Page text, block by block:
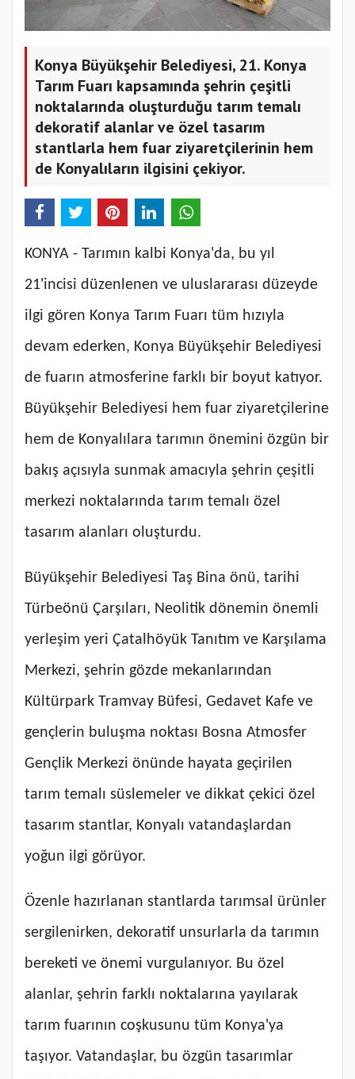
Konya Büyükşehir Belediyesi, 21. Konya
Tarım Fuarı kapsamında şehrin çeşitli
noktalarında oluşturduğu tarım temalı
dekoratif alanlar ve özel tasarım
stantlarla hem fuar ziyaretçilerinin hem
de Konyalıların ilgisini çekiyor.
KONYA - Tarımın kalbi Konya'da, bu yıl
21'incisi düzenlenen ve uluslararası düzeyde
ilgi gören Konya Tarım Fuarı tüm hızıyla
devam ederken, Konya Büyükşehir Belediyesi
de fuarın atmosferine farklı bir boyut katıyor.
Büyükşehir Belediyesi hem fuar ziyaretçilerine
hem de Konyalılara tarımın önemini özgün bir
bakış açısıyla sunmak amacıyla şehrin çeşitli
merkezi noktalarında tarım temalı özel
tasarım alanları oluşturdu.
Büyükşehir Belediyesi Taş Bina önü, tarihi
Türbeönü Çarşıları, Neolitik dönemin önemli
yerleşim yeri Çatalhöyük Tanıtım ve Karşılama
Merkezi, şehrin gözde mekanlarından
Kültürpark Tramvay Büfesi, Gedavet Kafe ve
gençlerin buluşma noktası Bosna Atmosfer
Gençlik Merkezi önünde hayata geçirilen
tarım temalı süslemeler ve dikkat çekici özel
tasarım stantlar, Konyalı vatandaşlardan
yoğun ilgi görüyor.
Özenle hazırlanan stantlarda tarımsal ürünler
sergilenirken, dekoratif unsurlarla da tarımın
bereketi ve önemi vurgulanıyor. Bu özel
alanlar, şehrin farklı noktalarına yayılarak
tarım fuarının coşkusunu tüm Konya'ya
taşıyor. Vatandaşlar, bu özgün tasarımlar